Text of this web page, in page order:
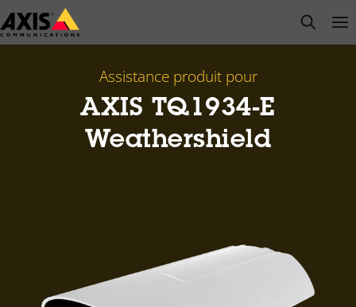
Passer
au
open
Assistance produit pour
AXIS TQ1934-E
Weathershield